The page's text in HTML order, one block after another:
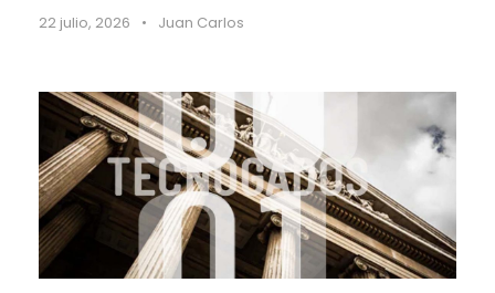
22 julio, 2026 • Juan Carlos